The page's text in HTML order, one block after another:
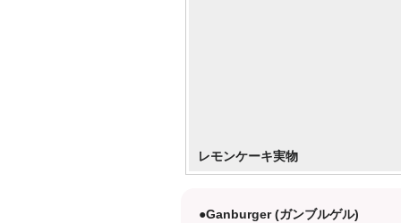
レモンケーキ実物
●Ganburger (ガンブルゲル)